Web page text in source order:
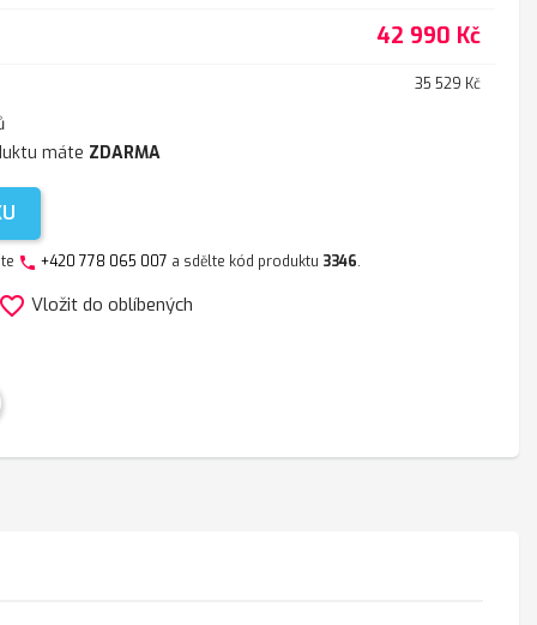
42 990 Kč
35 529 Kč
máte ZDARMA
phone +420 778 065 007 a sdělte kód produktu 3346.
favorite_border Vložit do oblíbených